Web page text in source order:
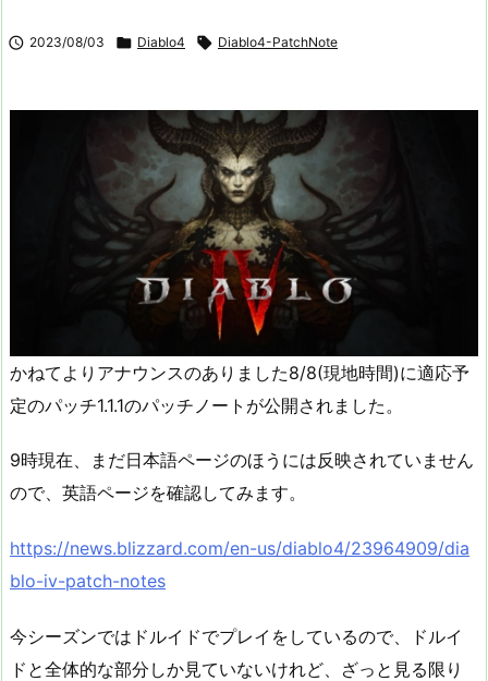
 2023/08/03  Diablo4  Diablo4-PatchNote
かねてよりアナウンスのありました8/8(現地時間)に適応予
定のパッチ1.1.1のパッチノートが公開されました。
9時現在、まだ日本語ページのほうには反映されていません
ので、英語ページを確認してみます。
https://news.blizzard.com/en-us/diablo4/23964909/dia
blo-iv-patch-notes
今シーズンではドルイドでプレイをしているので、ドルイ
ドと全体的な部分しか見ていないけれど、ざっと見る限り